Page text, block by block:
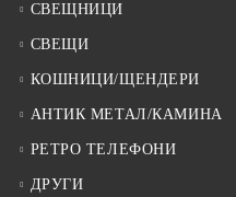
СВЕЩНИЦИ
СВЕЩИ
КОШНИЦИ/ЩЕНДЕРИ
АНТИК МЕТАЛ/КАМИНА
РЕТРО ТЕЛЕФОНИ
ДРУГИ